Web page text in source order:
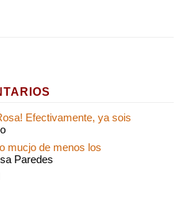
Efectivamente, ya sois
mucjo de menos los
Paredes